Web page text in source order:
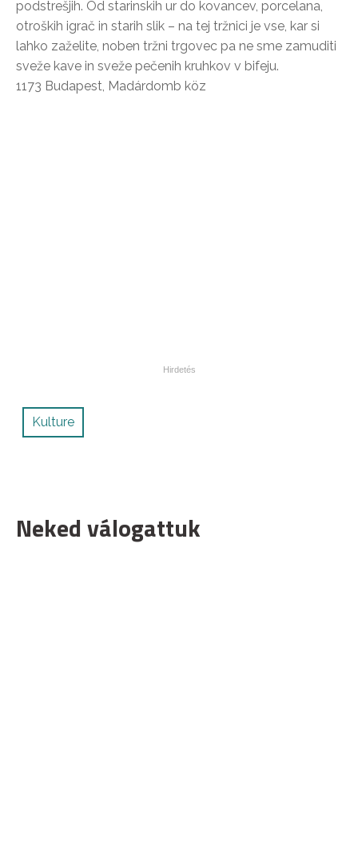
podstrešjih. Od starinskih ur do kovancev, porcelana,
otroških igrač in starih slik – na tej tržnici je vse, kar si
lahko zaželite, noben tržni trgovec pa ne sme zamuditi
sveže kave in sveže pečenih kruhkov v bifeju.
1173 Budapest, Madárdomb köz
Kulture
Neked válogattuk